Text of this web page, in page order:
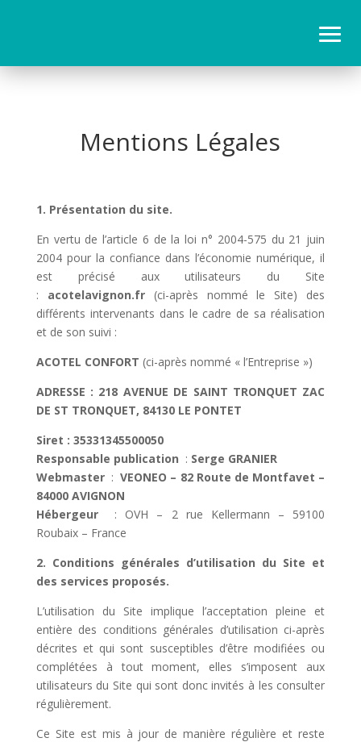
Accueil
Restaurant
/
Bar
Chambres
Soirée
étape
Salle
de
séminaire
Mentions Légales
1. Présentation du site.
En vertu de l’article 6 de la loi n° 2004-575 du 21 juin
2004 pour la confiance dans l’économie numérique, il
est précisé aux utilisateurs du Site
:
acotelavignon.fr
(ci-après nommé le Site) des
différents intervenants dans le cadre de sa réalisation
et de son suivi :
ACOTEL CONFORT (ci-après nommé « l’Entreprise »)
ADRESSE : 218 AVENUE DE SAINT TRONQUET ZAC
DE ST TRONQUET, 84130 LE PONTET
Siret : 35331345500050
Responsable publication : Serge GRANIER
Webmaster : VEONEO – 82 Route de Montfavet –
84000 AVIGNON
Hébergeur
: OVH – 2 rue Kellermann – 59100
Roubaix – France
2. Conditions générales d’utilisation du Site et
des services proposés.
L’utilisation du Site implique l’acceptation pleine et
entière des conditions générales d’utilisation ci-après
décrites et qui sont susceptibles d’être modifiées ou
complétées à tout moment, elles s’imposent aux
utilisateurs du Site qui sont donc invités à les consulter
régulièrement.
Ce Site est mis à jour de manière régulière et reste